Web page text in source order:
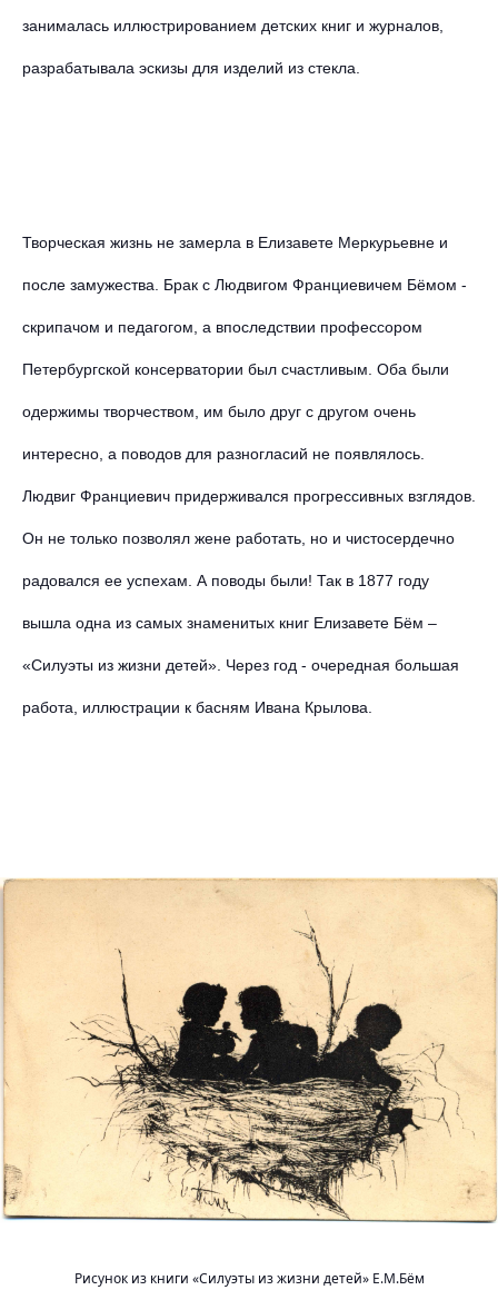
занималась иллюстрированием детских книг и журналов,
разрабатывала эскизы для изделий из стекла.
Творческая жизнь не замерла в Елизавете Меркурьевне и
после замужества. Брак с Людвигом Франциевичем Бёмом -
скрипачом и педагогом, а впоследствии профессором
Петербургской консерватории был счастливым. Оба были
одержимы творчеством, им было друг с другом очень
интересно, а поводов для разногласий не появлялось.
Людвиг Франциевич придерживался прогрессивных взглядов.
Он не только позволял жене работать, но и чистосердечно
радовался ее успехам. А поводы были! Так в 1877 году
вышла одна из самых знаменитых книг Елизавете Бём –
«Силуэты из жизни детей». Через год - очередная большая
работа, иллюстрации к басням Ивана Крылова.
Рисунок из книги «Силуэты из жизни детей» Е.М.Бём